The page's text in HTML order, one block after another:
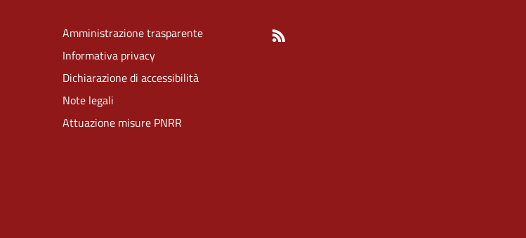
Amministrazione trasparente
Informativa privacy
Dichiarazione di accessibilità
Note legali
Attuazione misure PNRR